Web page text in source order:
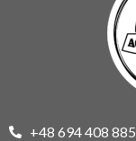
+48 694 408 885